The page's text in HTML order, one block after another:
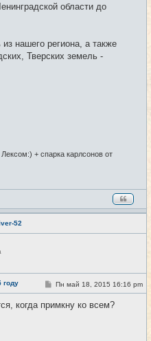
области до
нашего региона, а также
Тверских земель -
+ спарка карлсонов от
52
году #116
С
о
б
Пн май 18, 2015 16:16 pm
когда примкну ко всем?